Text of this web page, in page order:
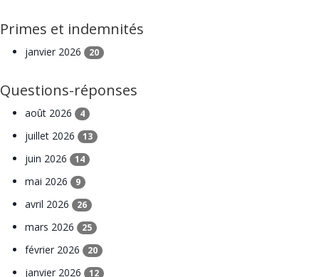
Primes et indemnités
janvier 2026 20
Questions-réponses
août 2026 4
juillet 2026 13
juin 2026 14
mai 2026 9
avril 2026 26
mars 2026 25
février 2026 20
janvier 2026 12